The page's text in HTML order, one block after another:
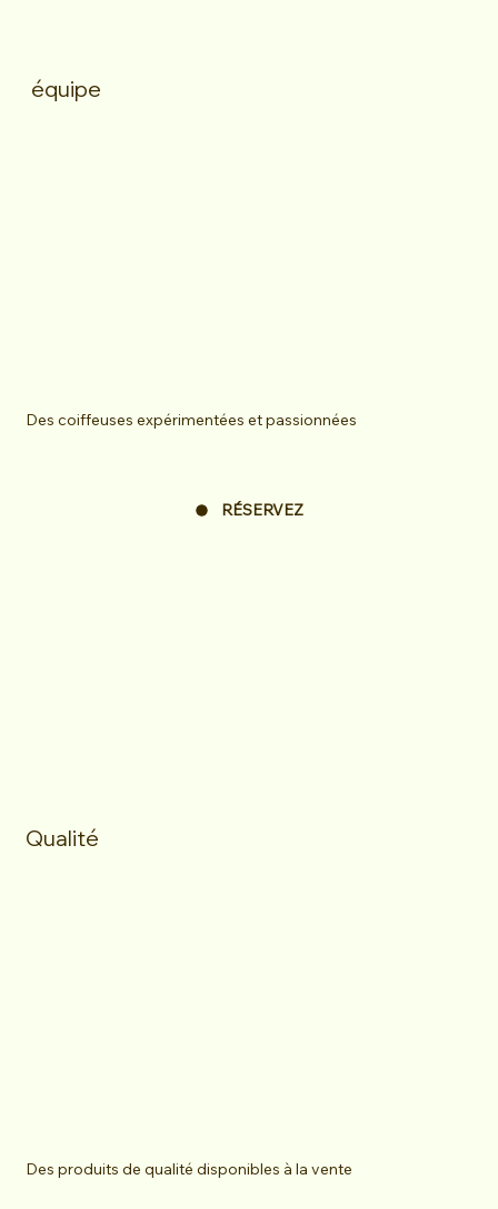
équipe
Des coiffeuses expérimentées et passionnées
RÉSERVEZ
Qualité
Des produits de qualité disponibles à la vente